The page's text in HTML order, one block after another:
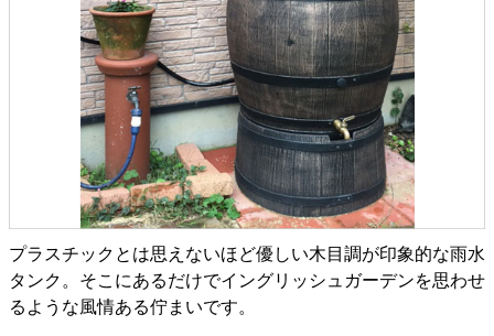
プラスチックとは思えないほど優しい木目調が印象的な雨水
タンク。そこにあるだけでイングリッシュガーデンを思わせ
るような風情ある佇まいです。